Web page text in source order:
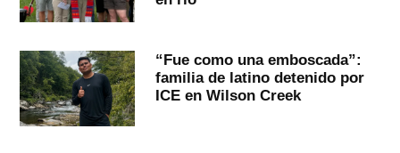
“Fue como una emboscada”:
familia de latino detenido por
ICE en Wilson Creek